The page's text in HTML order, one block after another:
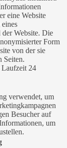
eine Website
der Website. Die
Form
von der sie
Seiten.
Laufzeit 24
verwendet, um
Besucher auf
um